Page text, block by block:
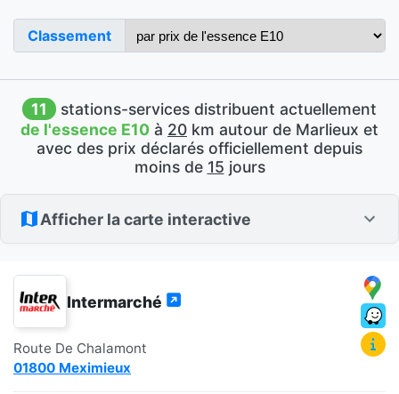
Classement
11
stations-services distribuent actuellement
de l'essence E10 à 20 km autour de Marlieux et
avec des prix déclarés officiellement depuis
moins de 15 jours
Afficher la carte interactive
Intermarché
Route De Chalamont
01800 Meximieux